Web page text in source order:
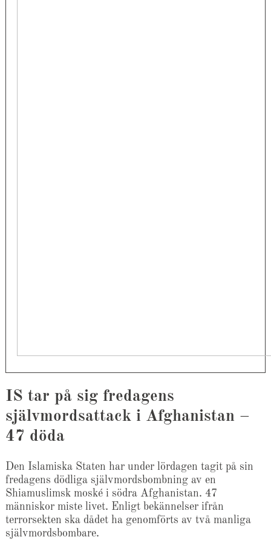
IS tar på sig fredagens
självmordsattack i Afghanistan –
47 döda
Den Islamiska Staten har under lördagen tagit på sin
fredagens dödliga självmordsbombning av en
Shiamuslimsk moské i södra Afghanistan. 47
människor miste livet. Enligt bekännelser ifrån
terrorsekten ska dådet ha genomförts av två manliga
självmordsbombare.